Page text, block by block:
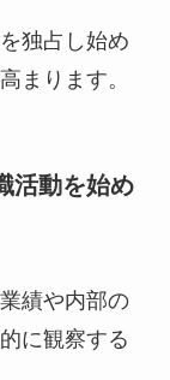
独占し始め
まります。
活動を始め
績や内部の
に観察する